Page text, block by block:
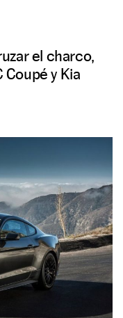
el charco,
Coupé y Kia